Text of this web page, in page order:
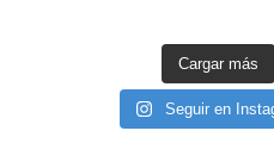
Cargar más
Seguir en